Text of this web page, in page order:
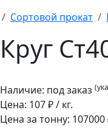
Сортовой прокат
Круг
Наличие: под заказ
Цена: 107₽ / кг.
Цена за тонну: 107000